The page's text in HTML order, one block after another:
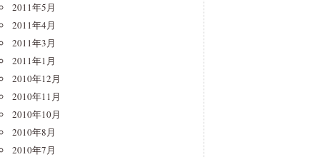
2011年5月
2011年4月
2011年3月
2011年1月
2010年12月
2010年11月
2010年10月
2010年8月
2010年7月